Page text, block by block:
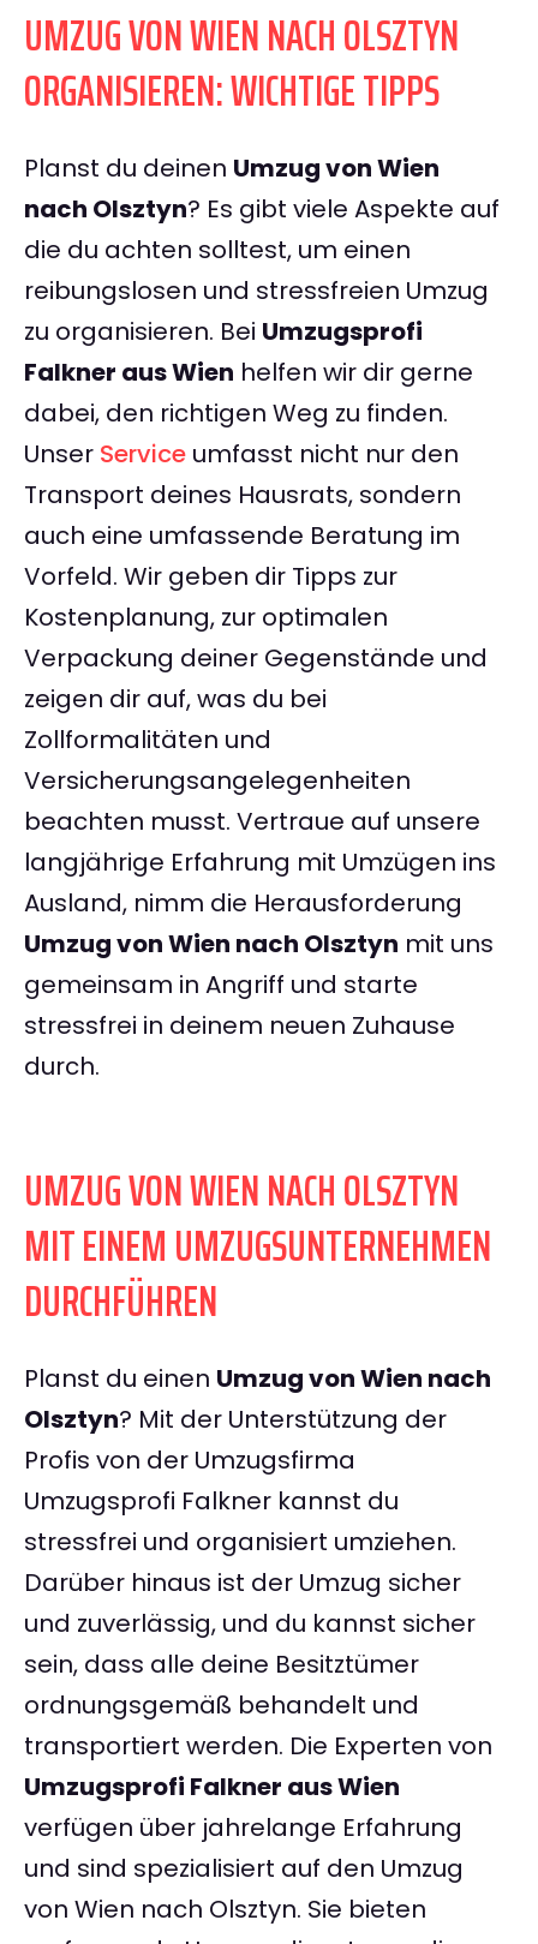
UMZUG VON WIEN NACH OLSZTYN
ORGANISIEREN: WICHTIGE TIPPS
Planst du deinen Umzug von Wien
nach Olsztyn? Es gibt viele Aspekte auf
die du achten solltest, um einen
reibungslosen und stressfreien Umzug
zu organisieren. Bei Umzugsprofi
Falkner aus Wien helfen wir dir gerne
dabei, den richtigen Weg zu finden.
Unser Service umfasst nicht nur den
Transport deines Hausrats, sondern
auch eine umfassende Beratung im
Vorfeld. Wir geben dir Tipps zur
Kostenplanung, zur optimalen
Verpackung deiner Gegenstände und
zeigen dir auf, was du bei
Zollformalitäten und
Versicherungsangelegenheiten
beachten musst. Vertraue auf unsere
langjährige Erfahrung mit Umzügen ins
Ausland, nimm die Herausforderung
Umzug von Wien nach Olsztyn mit uns
gemeinsam in Angriff und starte
stressfrei in deinem neuen Zuhause
durch.
UMZUG VON WIEN NACH OLSZTYN
MIT EINEM UMZUGSUNTERNEHMEN
DURCHFÜHREN
Planst du einen Umzug von Wien nach
Olsztyn? Mit der Unterstützung der
Profis von der Umzugsfirma
Umzugsprofi Falkner kannst du
stressfrei und organisiert umziehen.
Darüber hinaus ist der Umzug sicher
und zuverlässig, und du kannst sicher
sein, dass alle deine Besitztümer
ordnungsgemäß behandelt und
transportiert werden. Die Experten von
Umzugsprofi Falkner aus Wien
verfügen über jahrelange Erfahrung
und sind spezialisiert auf den Umzug
von Wien nach Olsztyn. Sie bieten